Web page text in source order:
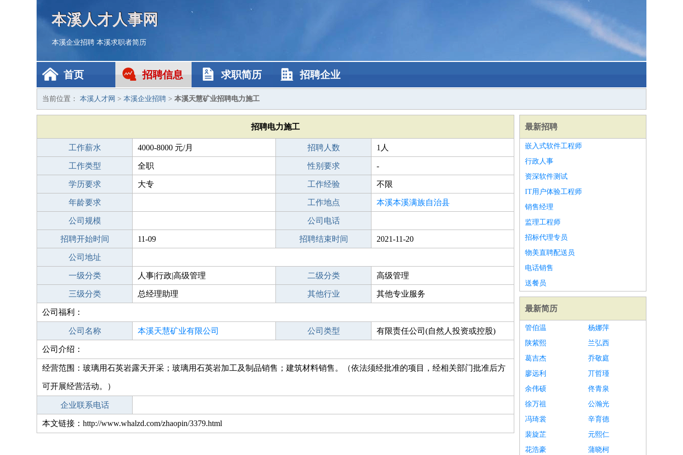
本溪人才人事网
本溪企业招聘 本溪求职者简历
首页 招聘信息 求职简历 招聘企业
当前位置： 本溪人才网 > 本溪企业招聘 > 本溪天慧矿业招聘电力施工
招聘电力施工
工作薪水 4000-8000 元/月 招聘人数 1人
工作类型 全职 性别要求 -
学历要求 大专 工作经验 不限
年龄要求 工作地点 本溪本溪满族自治县
公司规模 公司电话
招聘开始时间 11-09 招聘结束时间 2021-11-20
公司地址
一级分类 人事|行政|高级管理 二级分类 高级管理
三级分类 总经理助理 其他行业 其他专业服务
公司福利：
公司名称 本溪天慧矿业有限公司 公司类型 有限责任公司(自然人投资或控股)
公司介绍：
经营范围：玻璃用石英岩露天开采；玻璃用石英岩加工及制品销售；建筑材料销售。（依法须经批准的项目，经相关部门批准后方
可开展经营活动。）
企业联系电话
本文链接：http://www.whalzd.com/zhaopin/3379.html
最新招聘
嵌入式软件工程师
行政人事
资深软件测试
IT用户体验工程师
销售经理
监理工程师
招标代理专员
物美直聘配送员
电话销售
送餐员
最新简历
管伯温
杨娜萍
陕紫熙
兰弘西
葛吉杰
乔敬庭
廖远利
丌哲瑾
余伟硕
佟青泉
徐万祖
公瀚光
冯琦裳
辛育德
裴旋芷
元熙仁
花浩豪
蒲晓柯